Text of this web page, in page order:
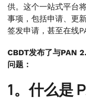
供。这个一站式平台
事项，包括申请、更
签发申请，甚至在线
CBDT发布了与PAN
问题：
1。什么是